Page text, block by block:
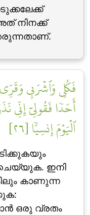
നിനക്ക്
فَكُلِي وَٱشۡرَبِي
أَحَدٗا فَقُولِيٓ إِنِّي
ٱلۡيَوۡمَ إِنسِيّٗا [٢٦]
ഇനി
കാണുന്ന
ഒരു വ്രതം